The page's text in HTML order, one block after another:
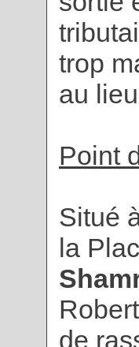
trop
au
Point
Situé
la
de